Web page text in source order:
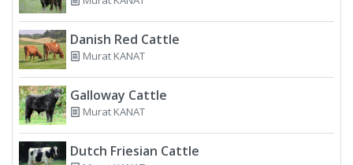
Danish Red Cattle
Murat KANAT
Galloway Cattle
Murat KANAT
Dutch Friesian Cattle